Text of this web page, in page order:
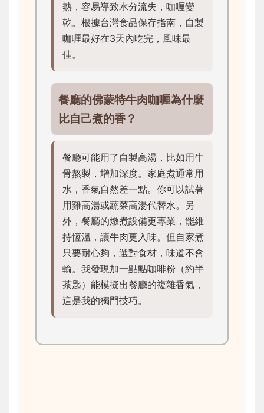
熱，容易導致水分流失，咖喱變
乾。根據台灣食品保存指南，自製
咖喱最好在3天內吃完，風味最
佳。
餐廳的佛蒙特牛肉咖喱為什麼
比自己煮的香？
餐廳可能用了自製高湯，比如用牛
骨熬製，增加深度。家庭煮通常用
水，香氣自然差一點。你可以試著
用雞高湯或蔬菜高湯代替水。另
外，餐廳的燉煮設備更專業，能維
持恆溫，讓牛肉更入味。但自家煮
只要耐心夠，選對食材，味道不會
輸。我發現加一點點咖啡粉（約半
茶匙）能模擬出餐廳的複雜香氣，
這是我的獨門技巧。